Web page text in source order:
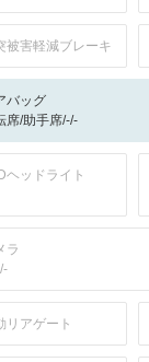
被害軽減ブレーキ
バッグ
席/助手席/-/-
ヘッドライト
ラ
リアゲート